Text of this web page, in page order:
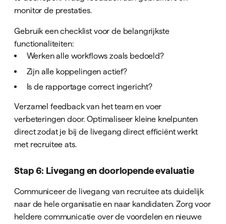
monitor de prestaties.
Gebruik een checklist voor de belangrijkste
functionaliteiten:
Werken alle workflows zoals bedoeld?
Zijn alle koppelingen actief?
Is de rapportage correct ingericht?
Verzamel feedback van het team en voer
verbeteringen door. Optimaliseer kleine knelpunten
direct zodat je bij de livegang direct efficiënt werkt
met recruitee ats.
Stap 6: Livegang en doorlopende evaluatie
Communiceer de livegang van recruitee ats duidelijk
naar de hele organisatie en naar kandidaten. Zorg voor
heldere communicatie over de voordelen en nieuwe